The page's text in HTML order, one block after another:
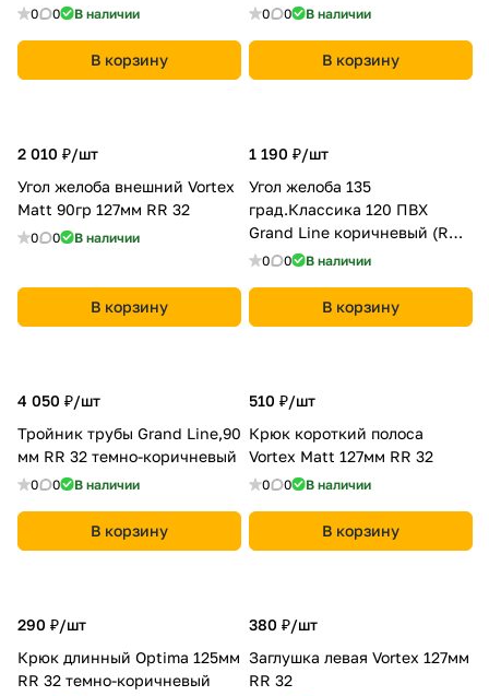
0 0 В наличии
В корзину
0 0 В наличии
В корзину
2 010 ₽/шт
Угол желоба внешний Vortex
Matt 90гр 127мм RR 32
0 0 В наличии
В корзину
1 190 ₽/шт
Угол желоба 135
град.Классика 120 ПВХ
Grand Line коричневый (RR
32)
0 0 В наличии
В корзину
4 050 ₽/шт
Тройник трубы Grand Line,90
мм RR 32 темно-коричневый
0 0 В наличии
В корзину
510 ₽/шт
Крюк короткий полоса
Vortex Matt 127мм RR 32
0 0 В наличии
В корзину
290 ₽/шт
Крюк длинный Optima 125мм
RR 32 темно-коричневый
380 ₽/шт
Заглушка левая Vortex 127мм
RR 32